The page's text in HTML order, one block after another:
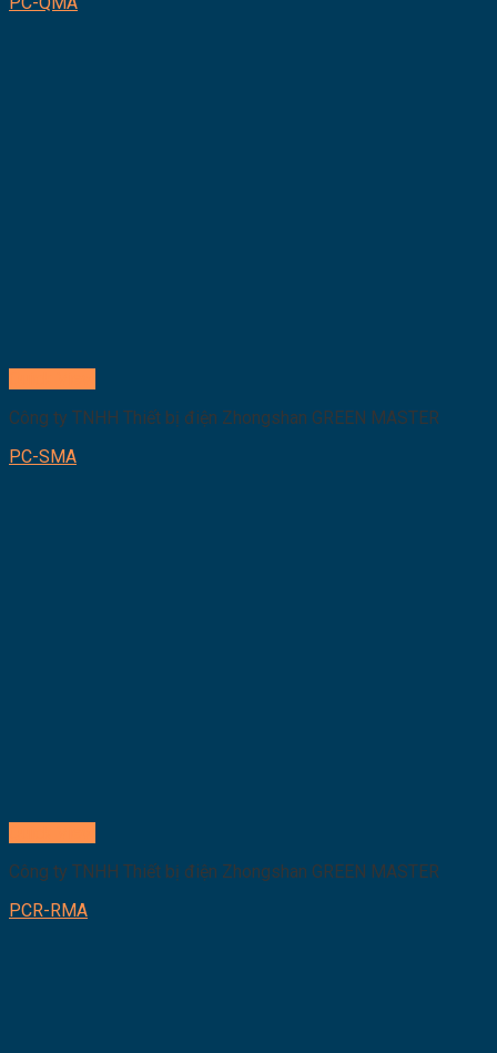
Công ty TNHH Thiết bị điện Zhongshan GREEN MASTER
PC-SMA
Công ty TNHH Thiết bị điện Zhongshan GREEN MASTER
PCR-RMA